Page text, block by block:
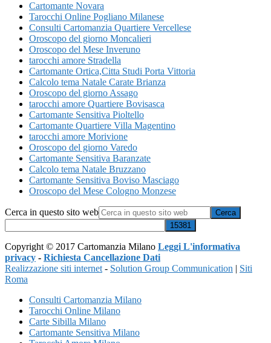
Cartomante Novara
Tarocchi Online Pogliano Milanese
Consulti Cartomanzia Quartiere Vercellese
Oroscopo del giorno Moncalieri
Oroscopo del Mese Inveruno
tarocchi amore Stradella
Cartomante Ortica​,Citta Studi​ Porta Vittoria
Calcolo tema Natale Carate Brianza
Oroscopo del giorno Assago
tarocchi amore Quartiere Bovisasca
Cartomante Sensitiva Pioltello
Cartomante Quartiere Villa Magentino
tarocchi amore Morivione
Oroscopo del giorno Varedo
Cartomante Sensitiva Baranzate
Calcolo tema Natale Bruzzano
Cartomante Sensitiva Boviso Masciago
Oroscopo del Mese Cologno Monzese
Cerca in questo sito web
Copyright © 2017 Cartomanzia Milano Leggi L'informativa
privacy - Richiesta Cancellazione Dati
Realizzazione siti internet - Solution Group Communication | Siti
Roma
Consulti Cartomanzia Milano
Tarocchi Online Milano
Carte Sibilla Milano
Cartomante Sensitiva Milano